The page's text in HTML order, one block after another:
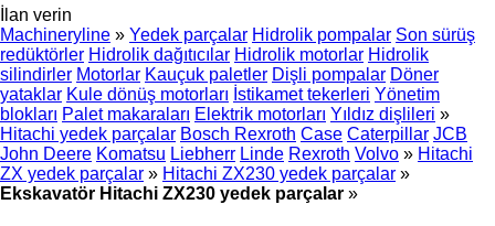
İlan verin
Machineryline » Yedek parçalar Hidrolik pompalar Son sürüş
redüktörler Hidrolik dağıtıcılar Hidrolik motorlar Hidrolik
silindirler Motorlar Kauçuk paletler Dişli pompalar Döner
yataklar Kule dönüş motorları İstikamet tekerleri Yönetim
blokları Palet makaraları Elektrik motorları Yıldız dişlileri »
Hitachi yedek parçalar Bosch Rexroth Case Caterpillar JCB
John Deere Komatsu Liebherr Linde Rexroth Volvo » Hitachi
ZX yedek parçalar » Hitachi ZX230 yedek parçalar »
Ekskavatör Hitachi ZX230 yedek parçalar »